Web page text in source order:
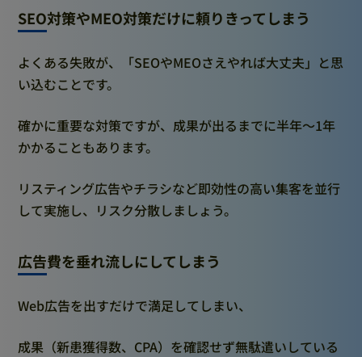
SEO対策やMEO対策だけに頼りきってしまう
よくある失敗が、「SEOやMEOさえやれば大丈夫」と思
い込むことです。
確かに重要な対策ですが、成果が出るまでに半年〜1年
かかることもあります。
リスティング広告やチラシなど即効性の高い集客を並行
して実施し、リスク分散しましょう。
広告費を垂れ流しにしてしまう
Web広告を出すだけで満足してしまい、
成果（新患獲得数、CPA）を確認せず無駄遣いしている